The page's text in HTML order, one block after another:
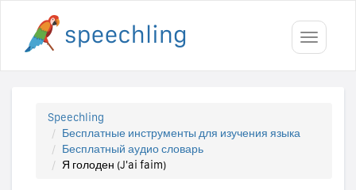
Toggle
Speechling
Бесплатные инструменты для изучения языка
Бесплатный аудио словарь
Я голоден (J'ai faim)